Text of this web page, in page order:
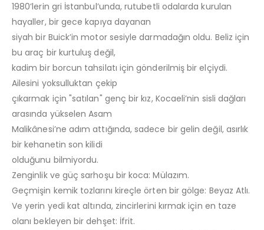
1980’lerin gri İstanbul’unda, rutubetli odalarda kurulan
hayaller, bir gece kapıya dayanan
siyah bir Buick’in motor sesiyle darmadağın oldu. Beliz için
bu araç bir kurtuluş değil,
kadim bir borcun tahsilatı için gönderilmiş bir elçiydi.
Ailesini yoksulluktan çekip
çıkarmak için "satılan" genç bir kız, Kocaeli’nin sisli dağları
arasında yükselen Asam
Malikânesi’ne adım attığında, sadece bir gelin değil, asırlık
bir kehanetin son kilidi
olduğunu bilmiyordu.
Zenginlik ve güç sarhoşu bir koca: Mülazım.
Geçmişin kemik tozlarını kireçle örten bir gölge: Beyaz Atlı.
Ve yerin yedi kat altında, zincirlerini kırmak için en taze
olanı bekleyen bir dehşet: İfrit.